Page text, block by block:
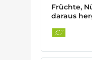
Früchte,
daraus